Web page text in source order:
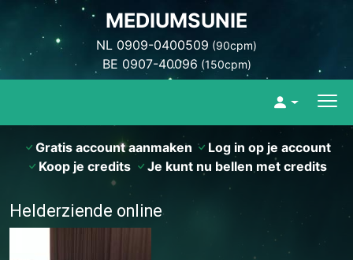
MEDIUMSUNIE
NL 0909-0400509 (90cpm)
BE 0907-40096 (150cpm)
Gratis account aanmaken
Log in op je account
Koop je credits
Je kunt nu bellen met credits
Helderziende online